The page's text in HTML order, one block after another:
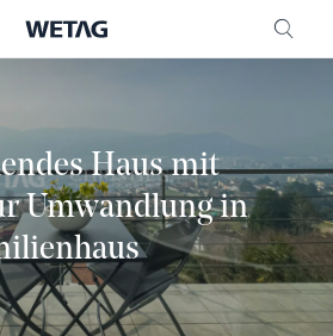
Haus mit
Umwandlung in